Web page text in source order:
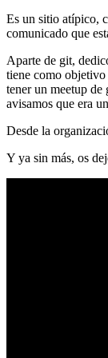
Es un sitio atípico,
comunicado que
Aparte de git,
tiene como
tener un meetup
avisamos que era
Desde la
Y ya sin más, os